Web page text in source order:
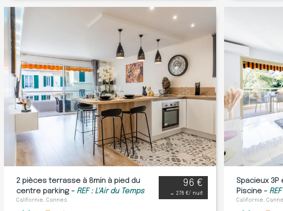
2 pièces terrasse à 8min à pied du
centre parking - REF : L'Air du Temps
Californie, Cannes
96 €
→ 276 €/ nuit
Spacieux 3P
Piscine -
Californie,